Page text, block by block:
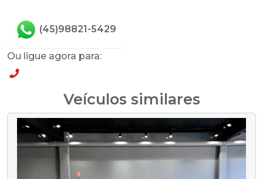
(45)98821-5429
Ou ligue agora para:
Veículos similares